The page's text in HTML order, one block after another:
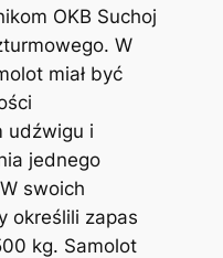
OKB Suchoj
W
miał być
udźwigu i
jednego
swoich
określili zapas
kg. Samolot